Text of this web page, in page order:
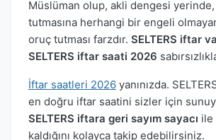
Müslüman olup, akli dengesi
tutmasına herhangi bir engeli
oruç tutması farzdır. SELTERS iftar
SELTERS iftar saati 2026
İftar saatleri 2026 yanınızda.
en doğru iftar saatini sizler için
SELTERS iftara geri sayım sayacı ile
kaldığını kolayca takip edebilirsiniz.